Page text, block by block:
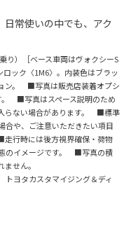
常使いの中でも、アク
り）［ベース車両はヴォクシーS
ック〈1M6〉。内装色はブラッ
ン。 ■写真は販売店装着オプシ
。 ■写真はスペース説明のため
らない場合があります。 ■標準
合や、ご注意いただきたい項目
行時には後方視界確保・荷物
のイメージです。 ■写真の積
せん。
トヨタカスタマイジング＆ディ